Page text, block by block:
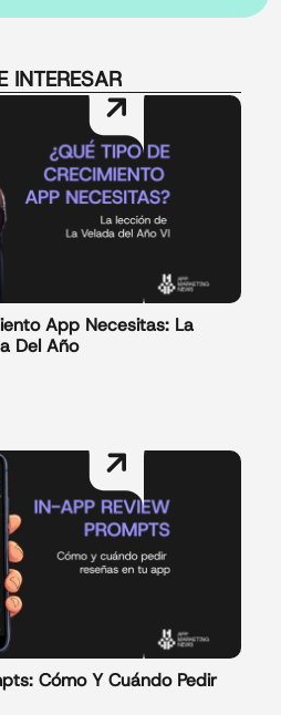
INTERESAR
App Necesitas: La
Del Año
Cómo Y Cuándo Pedir